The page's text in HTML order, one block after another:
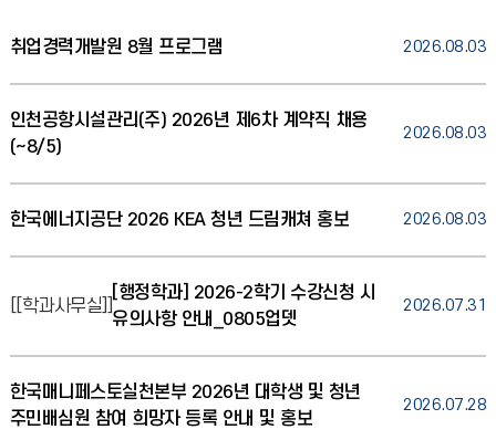
취업경력개발원 8월 프로그램 2026.08.03
인천공항시설관리(주) 2026년 제6차 계약직 채용
(~8/5)
2026.08.03
한국에너지공단 2026 KEA 청년 드림캐쳐 홍보 2026.08.03
[[학과사무실]]
[행정학과] 2026-2학기 수강신청 시
유의사항 안내_0805업뎃
2026.07.31
한국매니페스토실천본부 2026년 대학생 및 청년
주민배심원 참여 희망자 등록 안내 및 홍보
2026.07.28